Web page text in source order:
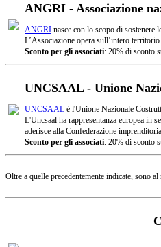
ANGRI - Associazione
ANGRI nasce con lo scopo di sostenere
L’Associazione opera sull’intero
Sconto per gli associati: 20% di sconto
UNCSAAL - Unione
UNCSAAL è l'Unione Nazionale
L'Uncsaal ha rappresentanza europea in
aderisce alla Confederazione
Sconto per gli associati: 20% di sconto
Oltre a quelle precedentemente indicate, sono